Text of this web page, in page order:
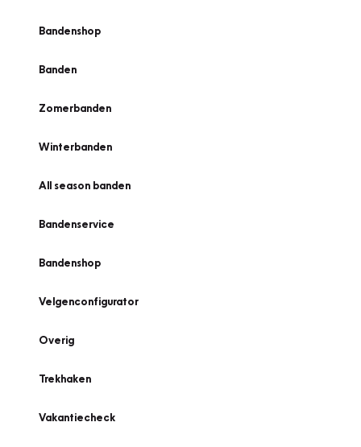
Bandenshop
Banden
Zomerbanden
Winterbanden
All season banden
Bandenservice
Bandenshop
Velgenconfigurator
Overig
Trekhaken
Vakantiecheck